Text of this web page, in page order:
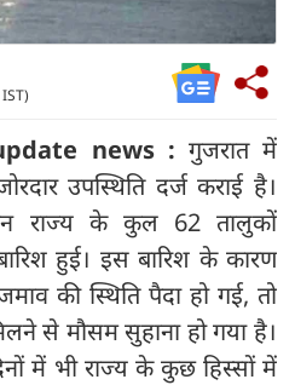
news : गुजरात में
उपस्थिति दर्ज कराई है।
राज्य के कुल 62 तालुकों
हुई। इस बारिश के कारण
की स्थिति पैदा हो गई, तो
से मौसम सुहाना हो गया है।
में भी राज्य के कुछ हिस्सों में